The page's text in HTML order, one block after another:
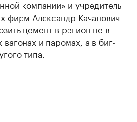
компании» и учредитель
фирм Александр Качанович
цемент в регион не в
и паромах, а в биг-
типа.